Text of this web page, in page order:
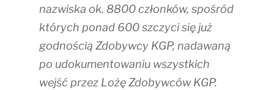
nazwiska ok. 8800 członków, spośród
których ponad 600 szczyci się już
godnością Zdobywcy KGP, nadawaną
po udokumentowaniu wszystkich
wejść przez Lożę Zdobywców KGP.